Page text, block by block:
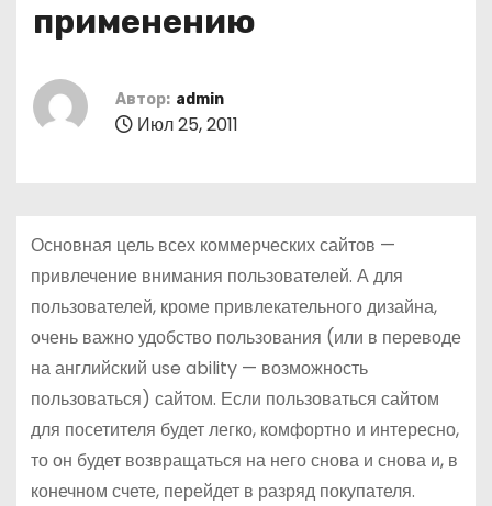
применению
Автор: admin
Июл 25, 2011
Основная цель всех коммерческих сайтов —
привлечение внимания пользователей. А для
пользователей, кроме привлекательного дизайна,
очень важно удобство пользования (или в переводе
на английский use ability — возможность
пользоваться) сайтом. Если пользоваться сайтом
для посетителя будет легко, комфортно и интересно,
то он будет возвращаться на него снова и снова и, в
конечном счете, перейдет в разряд покупателя.